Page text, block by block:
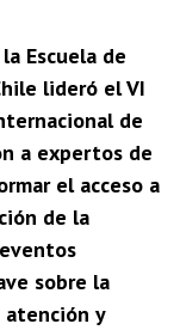
Escuela de
lideró el VI
de
a expertos de
el acceso a
de la
sobre la
y